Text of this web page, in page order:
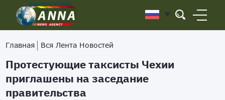
Главная Вся Лента Новостей
Протестующие таксисты Чехии
приглашены на заседание
правительства